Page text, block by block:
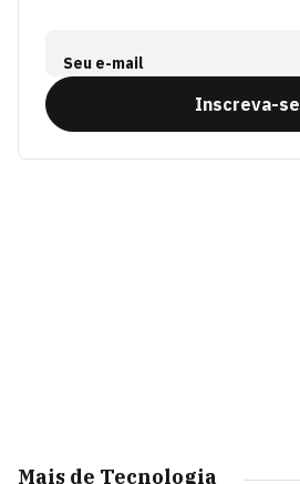
Seu e-mail
Inscreva-se
Mais de Tecnologia